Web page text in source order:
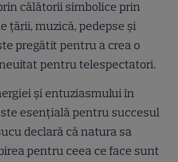
călătorii simbolice prin
țării, muzică, pedepse și
pregătit pentru a crea o
pentru telespectatori.
și entuziasmului în
esențială pentru succesul
declară că natura sa
pentru ceea ce face sunt